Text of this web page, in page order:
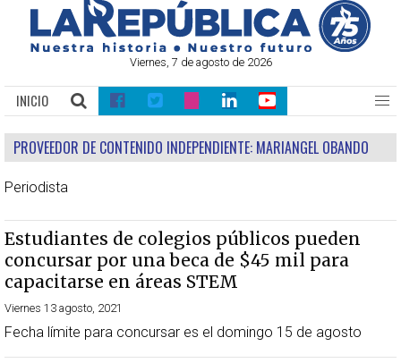
Viernes, 7 de agosto de 2026
INICIO
PROVEEDOR DE CONTENIDO INDEPENDIENTE: MARIANGEL OBANDO
Periodista
Estudiantes de colegios públicos pueden
concursar por una beca de $45 mil para
capacitarse en áreas STEM
Viernes 13 agosto, 2021
Fecha límite para concursar es el domingo 15 de agosto